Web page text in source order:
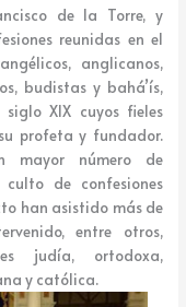
de la Torre, y
reunidas en el
anglicanos,
budistas y bahá’ís,
XIX cuyos fieles
su profeta y fundador.
mayor número de
de confesiones
han asistido más de
entre otros,
judía, ortodoxa,
y católica.